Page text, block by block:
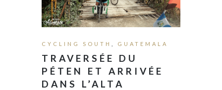
CYCLING SOUTH GUATEMALA
TRAVERSÉE DU
PÉTEN ET ARRIVÉE
DANS L’ALTA